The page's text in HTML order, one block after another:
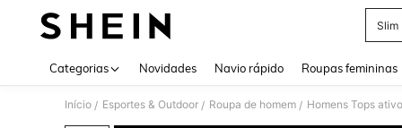
Slim
Categorias Novidades Navio rápido Roupas femininas
Início / Esportes & Outdoor / Roupa de homem / Homens Tops